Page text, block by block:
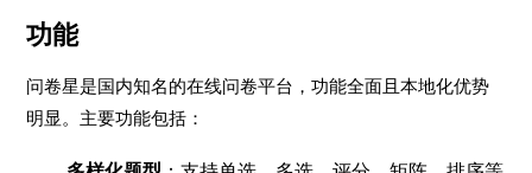
功能
问卷星是国内知名的在线问卷平台，功能全面且本地化优势
明显。主要功能包括：